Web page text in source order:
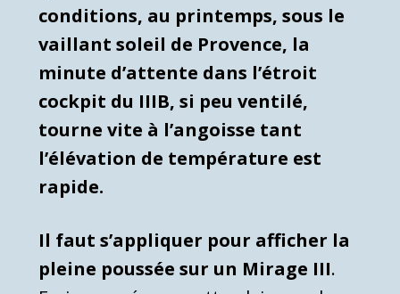
conditions, au printemps, sous le
vaillant soleil de Provence, la
minute d’attente dans l’étroit
cockpit du IIIB, si peu ventilé,
tourne vite à l’angoisse tant
l’élévation de température est
rapide.
Il faut s’appliquer pour afficher la
pleine poussée sur un Mirage III.